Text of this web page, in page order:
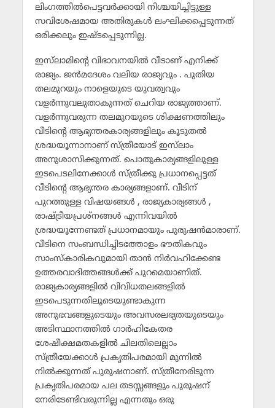
ലിംഗത്തില്‍പെട്ടവര്‍ക്കായി നിശ്ചയിച്ചിട്ടുള്ള
സവിശേഷമായ അതിരുകള്‍ ലംഘിക്കപ്പെടുന്നത്
ഒരിക്കലും ഇഷ്ടപ്പെടുന്നില്ല.
ഇസ്‌ലാമിന്റെ വിഭാവനയില്‍ വീടാണ് എനിക്ക്
രാജ്യം. ജന്‍മദേശം വലിയ രാജ്യവും . പുതിയ
തലമുറയും നാളെയുടെ യുവത്വവും
വളര്‍ന്നുവലുതാകുന്നത് ചെറിയ രാജ്യത്താണ്.
വളര്‍ന്നുവരുന്ന തലമുറയുടെ ശിക്ഷണത്തിലും
വീടിന്റെ ആഭ്യന്തരകാര്യങ്ങളിലും കൂടുതല്‍
ശ്രദ്ധയൂന്നാനാണ് സ്ത്രീയോട് ഇസ്‌ലാം
അനുശാസിക്കുന്നത്. പൊതുകാര്യങ്ങളിലുള്ള
ഇടപെടലിനേക്കാള്‍ സ്ത്രീക്കു പ്രധാനപ്പെട്ടത്
വീടിന്റെ ആഭ്യന്തര കാര്യങ്ങളാണ്. വീടിന്
പുറത്തുള്ള വിഷയങ്ങള്‍ , രാജ്യകാര്യങ്ങള്‍ ,
രാഷ്ട്രീയപ്രശ്‌നങ്ങള്‍ എന്നിവയില്‍
ശ്രദ്ധയൂന്നേണ്ടത് പ്രധാനമായും പുരുഷന്‍മാരാണ്.
വീടിനെ സംബന്ധിച്ചിടത്തോളം ഭൗതികവും
സാംസ്‌കാരികവുമായി താന്‍ നിര്‍വഹിക്കേണ്ട
ഉത്തരവാദിത്തങ്ങള്‍ക്ക് പുറമെയാണിത്.
രാജ്യകാര്യങ്ങളില്‍ വിവിധതലങ്ങളില്‍
ഇടപെടുന്നതിലൂടെയുണ്ടാകുന്ന
അനുഭവങ്ങളുടെയും അവസരലഭ്യതയുടെയും
അടിസ്ഥാനത്തില്‍ ഗാര്‍ഹികേതര
ശേഷീക്ഷമതകളില്‍ ചിലതിലെല്ലാം
സ്ത്രീയേക്കാള്‍ പ്രകൃതിപരമായി മുന്നില്‍
നില്‍ക്കുന്നത് പുരുഷനാണ്. സ്ത്രീനേരിടുന്ന
പ്രകൃതിപരമായ പല തടസ്സങ്ങളും പുരുഷന്
നേരിടേണ്ടിവരുന്നില്ല എന്നതും ഒരു